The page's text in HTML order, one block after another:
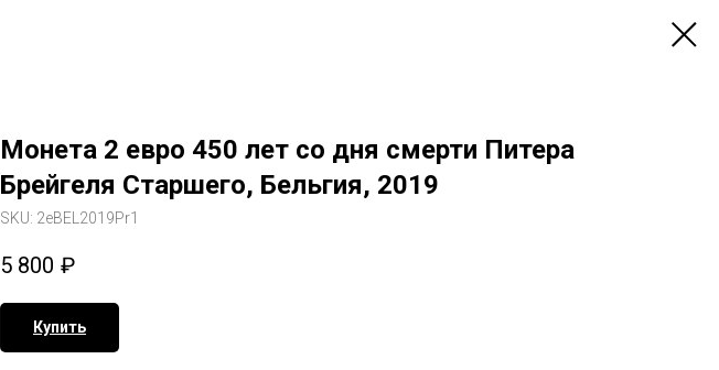
Монета 2 евро 450 лет со дня смерти Питера
Брейгеля Старшего, Бельгия, 2019
SKU: 2eBEL2019Pr1
5 800 ₽
Купить